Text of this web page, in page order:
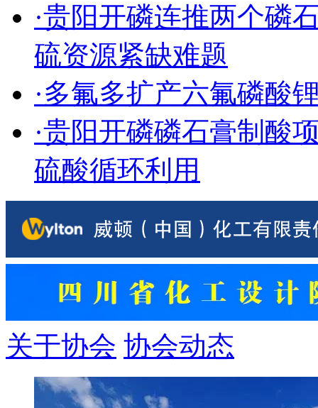
·贵阳开磷连推两个磷
硫资源紧缺难题
·多氟多扩产六氟磷酸
·贵阳开磷磷石膏制酸
硫酸循环利用
关于协会 协会动态